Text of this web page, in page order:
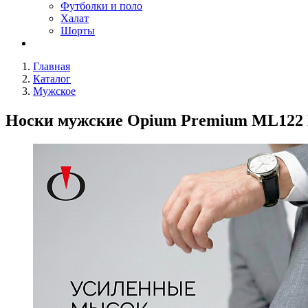
Футболки и поло
Халат
Шорты
Главная
Каталог
Мужское
Носки мужские Opium Premium ML122